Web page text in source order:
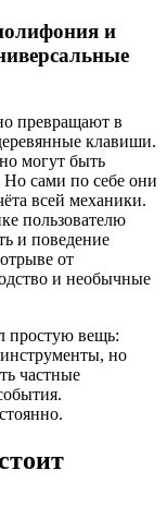
и
превращают в
клавиши.
могут быть
Но сами по себе они
всей механики.
пользователю
и поведение
от
и необычные
простую вещь:
но
частные